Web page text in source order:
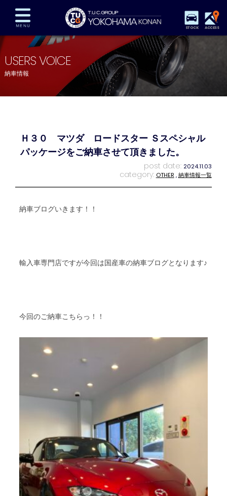
STOCK ACCESS
在庫車両情報 保証&サービス パーツリスト
TUCとは？ 店舗情報 アクセスマップ
全国納車 特別作業 注文販売
プライバシーポリシー スタッフblog
USERS VOICE
納車情報
Ｈ３０ マツダ ロードスター Ｓスペシャル
パッケージをご納車させて頂きました。
post date: 2024.11.03
category: OTHER ,納車情報一覧
納車ブログいきます！！
輸入車専門店ですが今回は国産車の納車ブログとなります♪
今回のご納車こちらっ！！